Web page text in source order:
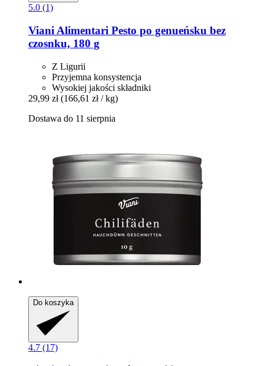
5.0 (1)
Viani Alimentari Pesto po genueńsku bez
czosnku, 180 g
Z Ligurii
Przyjemna konsystencja
Wysokiej jakości składniki
29,99 zł (166,61 zł / kg)
Dostawa do 11 sierpnia
Do koszyka
4.7 (17)